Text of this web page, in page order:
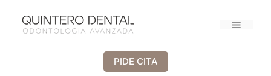
PIDE CITA